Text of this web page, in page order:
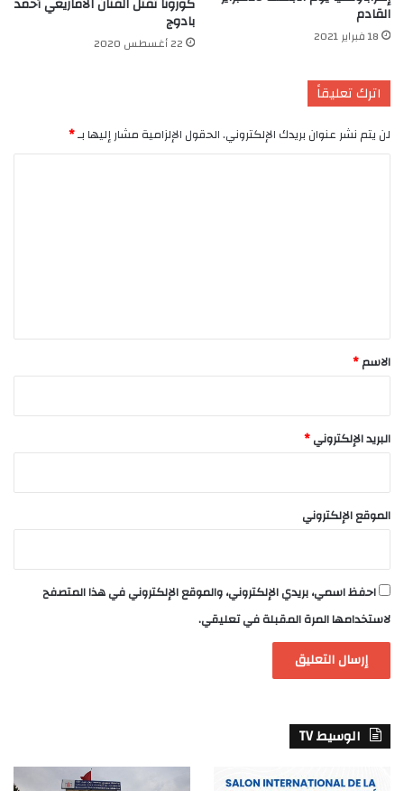
القادم
18 فبراير 2021
بادوج
22 أغسطس 2020
اترك تعليقاً
لن يتم نشر عنوان بريدك الإلكتروني.الحقول الإلزامية مشار إليها بـ*
*
الاسم*
البريد الإلكتروني*
الموقع الإلكتروني
احفظ اسمي، بريدي الإلكتروني، والموقع الإلكتروني في هذا المتصفح
لاستخدامها المرة المقبلة في تعليقي.
الوسيط TV